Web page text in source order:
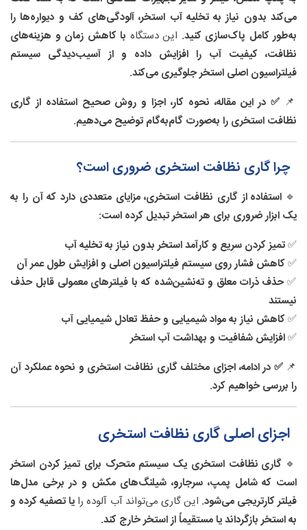
4.3. کاهش مصرف مواد شیمیایی و بهبود کیفیت آب
4.4. کاهش هزینه‌های نگهداری و افزایش عمر مفید استخر
4.5. امکان استفاده از آب جارو شده برای آبیاری
4.6. 📢 جمع‌بندی بخش مزایای استفاده از گاری نظافت
استخری
5. نکات ایمنی و نگهداری از گاری نظافت استخری
5.1. نکات ایمنی هنگام استفاده از گاری نظافت استخری
6. پاسخ به پرسش‌های متداول درباره گاری نظافت استخری
است؟
6.2. تفاوت گاری نظافت دارای فیلتر و بدون فیلتر چیست؟
6.4. هر چند وقت یک‌بار باید از گاری نظافت استخری استفاده
کنیم؟
6.5. چه مشکلاتی ممکن است در حین استفاده از گاری
نظافت استخری پیش بیاید؟
6.6. آیا می‌توان از آب جارو شده برای آبیاری استفاده کرد؟
6.7. 📢 جمع‌بندی بخش پرسش‌های متداول درباره گاری
نظافت استخری
7. جمع‌بندی نهایی
7.2. مهم‌ترین نکات هنگام استفاده از گاری نظافت استخری
7.3. آیا گاری نظافت استخری برای شما مناسب است؟
7.4. 📢 نتیجه‌گیری نهایی
می‌کند بدون نیاز به تخلیه آب استخر، آلودگی‌های کف و دیواره‌ها را
به‌طور کامل پاک‌سازی کنید. این دستگاه با کاهش زمان و هزینه‌های
نظافت، کیفیت آب را افزایش داده و از آسیب‌دیدگی سیستم
فیلتراسیون اصلی استخر جلوگیری می‌کند.
📌 ✅ در این مقاله، نحوه کار، اجزا و روش صحیح استفاده از گاری
نظافت استخری را به‌صورت گام‌به‌گام توضیح می‌دهیم.
چرا گاری نظافت استخری ضروری است؟
🔹استفاده از گاری نظافت استخری، مزایای متعددی دارد که آن را به
یک ابزار ضروری برای هر استخر تبدیل کرده است:
✅تمیز کردن سریع و کارآمد استخر بدون نیاز به تخلیه آب
✅کاهش فشار روی سیستم فیلتراسیون اصلی و افزایش طول عمر آن
✅ حذف ذرات معلق و ته‌نشین‌شده که با فیلترهای معمولی قابل حذف
نیستند
✅کاهش نیاز به مواد شیمیایی و حفظ تعادل شیمیایی آب
✅افزایش شفافیت و بهداشت آب استخر
📌✅ در ادامه، اجزای مختلف گاری نظافت استخری و نحوه عملکرد آن
را بررسی خواهیم کرد.
اجزای اصلی گاری نظافت استخری
🔹گاری نظافت استخری یک سیستم متحرک برای تمیز کردن استخر
است که شامل پمپ، سرجارو، شیلنگ‌های مکش و در برخی مدل‌ها
فیلتر کارتریجی می‌شود. این گاری می‌تواند آب آلوده را یا تصفیه کرده و
به استخر بازگرداند یا مستقیماً از استخر خارج کند.